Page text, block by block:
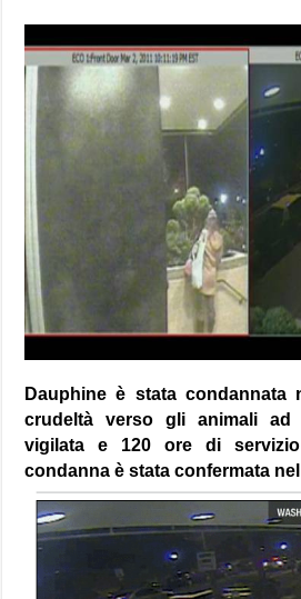
Dauphine è stata condannata
crudeltà verso gli animali
vigilata e 120 ore di
condanna è stata confermata nel